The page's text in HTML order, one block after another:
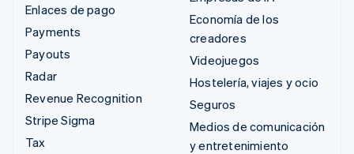
Enlaces de pago
Payments
Payouts
Radar
Revenue Recognition
Stripe Sigma
Tax
Economía de los
creadores
Videojuegos
Hostelería, viajes y ocio
Seguros
Medios de comunicación
y entretenimiento